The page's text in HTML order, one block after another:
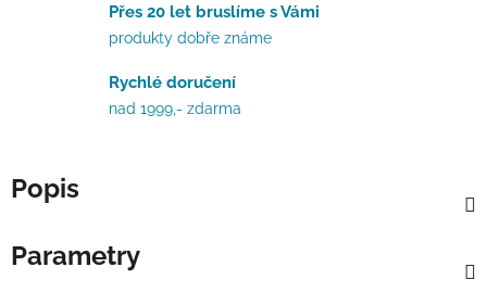
Přes 20 let bruslíme s Vámi
produkty dobře známe
Rychlé doručení
nad 1999,- zdarma
Popis
Parametry